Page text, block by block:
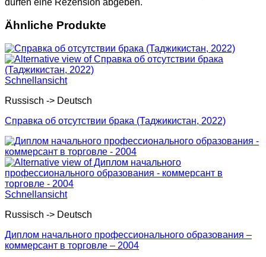
dürfen eine Rezension abgeben.
Ähnliche Produkte
Schnellansicht
Russisch -> Deutsch
Справка об отсутствии брака (Таджикистан, 2022)
Schnellansicht
Russisch -> Deutsch
Диплом начального профессионального образования –
коммерсант в торговле – 2004